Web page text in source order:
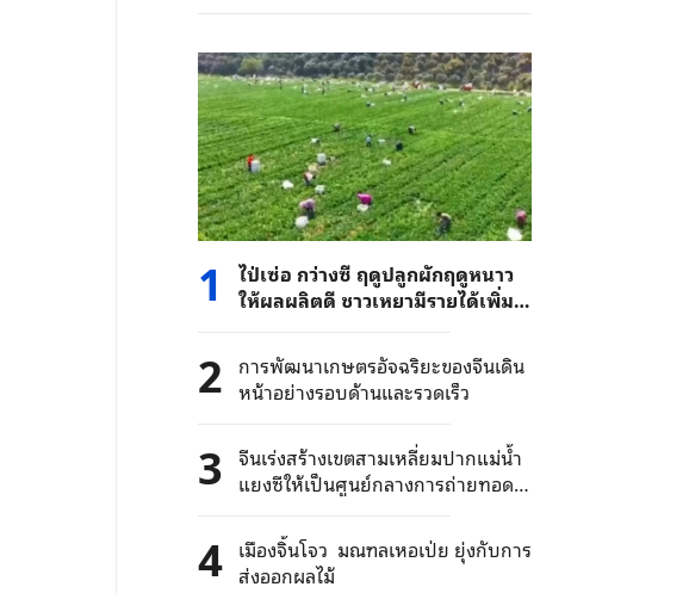
1
ไป่เซ่อ กว่างซี ฤดูปลูกผักฤดูหนาว
ให้ผลผลิตดี ชาวเหยามีรายได้เพิ่ม
อย่างมั่นคง
2 การพัฒนาเกษตรอัจฉริยะของจีนเดิน
หน้าอย่างรอบด้านและรวดเร็ว
3 จีนเร่งสร้างเขตสามเหลี่ยมปากแม่น้ำ
แยงซีให้เป็นศูนย์กลางการถ่ายทอด
ผลงานวิทยาศาสตร์และเป็นแหล่งรวม
นวัตกรรมอุตสาหกรรมระดับสูง
4 เมืองจิ้นโจว มณฑลเหอเป่ย ยุ่งกับการ
ส่งออกผลไม้